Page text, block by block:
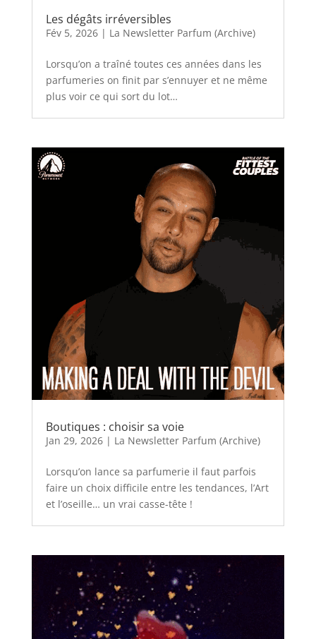
Les dégâts irréversibles
Fév 5, 2026| La Newsletter Parfum (Archive)
Lorsqu’on a traîné toutes ces années dans les
parfumeries on finit par s’ennuyer et ne même
plus voir ce qui sort du lot…
Boutiques : choisir sa voie
Jan 29, 2026| La Newsletter Parfum (Archive)
Lorsqu’on lance sa parfumerie il faut parfois
faire un choix difficile entre les tendances, l’Art
et l’oseille… un vrai casse-tête !